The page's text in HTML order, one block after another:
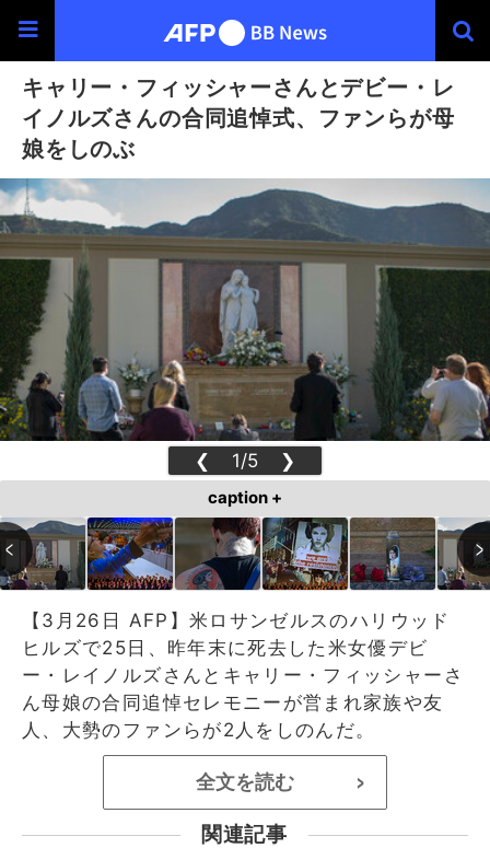
キャリー・フィッシャーさんとデビー・レ
イノルズさんの合同追悼式、ファンらが母
娘をしのぶ
❮ 1/5 ❯
caption +
【3月26日 AFP】米ロサンゼルスのハリウッド
ヒルズで25日、昨年末に死去した米女優デビ
ー・レイノルズさんとキャリー・フィッシャーさ
ん母娘の合同追悼セレモニーが営まれ家族や友
人、大勢のファンらが2人をしのんだ。
全文を読む >
関連記事